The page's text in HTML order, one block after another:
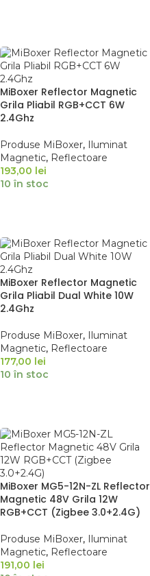
MiBoxer Reflector Magnetic
Grila Pliabil RGB+CCT 6W
2.4Ghz
Produse MiBoxer, Iluminat
Magnetic, Reflectoare
193,00 lei
10 în stoc
MiBoxer Reflector Magnetic
Grila Pliabil Dual White 10W
2.4Ghz
Produse MiBoxer, Iluminat
Magnetic, Reflectoare
177,00 lei
10 în stoc
MiBoxer MG5-12N-ZL Reflector
Magnetic 48V Grila 12W
RGB+CCT (Zigbee 3.0+2.4G)
Produse MiBoxer, Iluminat
Magnetic, Reflectoare
191,00 lei